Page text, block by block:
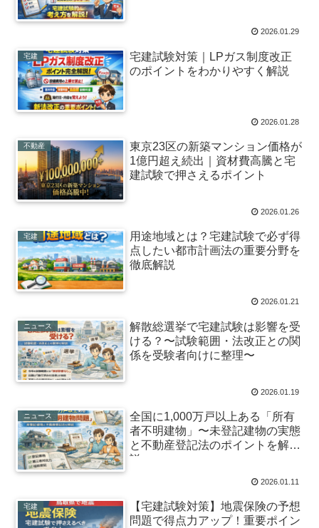
2026.01.29
宅建
宅建試験対策｜LPガス制度改正
のポイントをわかりやすく解説
2026.01.28
不動産
東京23区の新築マンション価格が
1億円超え続出｜資材費高騰と宅
建試験で押さえるポイント
2026.01.26
宅建
用途地域とは？宅建試験で必ず得
点したい都市計画法の重要分野を
徹底解説
2026.01.21
ニュース
解散総選挙で宅建試験は影響を受
ける？〜試験範囲・法改正との関
係を受験者向けに整理〜
2026.01.19
ニュース
全国に1,000万戸以上ある「所有
者不明建物」〜未登記建物の実態
と不動産登記法のポイントを解
説〜
2026.01.11
宅建
【宅建試験対策】地震保険の予想
問題で得点力アップ！重要ポイン